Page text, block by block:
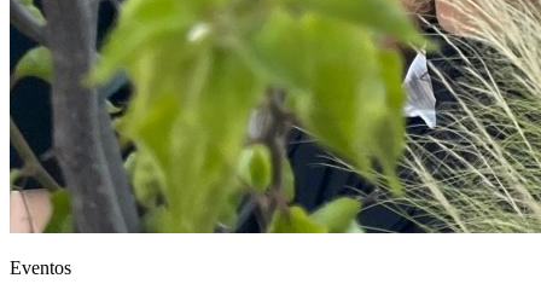
Eventos